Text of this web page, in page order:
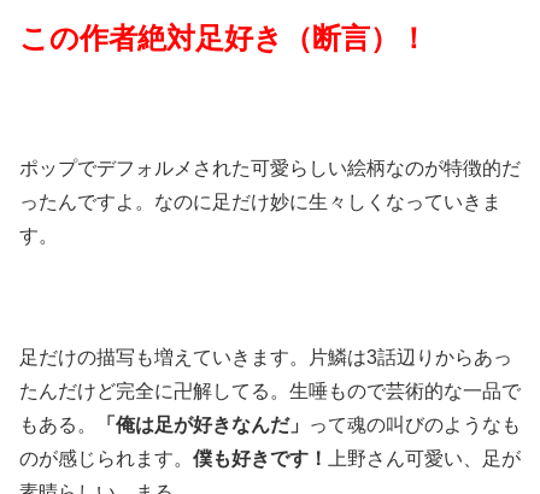
この作者絶対足好き（断言）！
ポップでデフォルメされた可愛らしい絵柄なのが特徴的だ
ったんですよ。なのに足だけ妙に生々しくなっていきま
す。
足だけの描写も増えていきます。片鱗は3話辺りからあっ
たんだけど完全に卍解してる。生唾もので芸術的な一品で
もある。
「俺は足が好きなんだ」
って魂の叫びのようなも
のが感じられます。 僕も好きです！
上野さん可愛い、足が